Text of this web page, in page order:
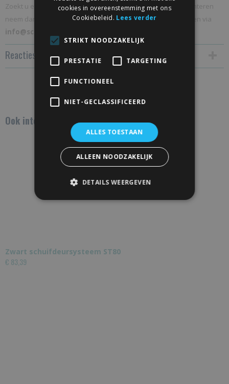
Zoekt u een andere maat dan de standaardmaten die wij hanteren
neem dan contact met ons op en vraag naar de mogelijkheden via
info@schuifdeur-totaal.nl
Reacties
Ook interessant
Zwart schuifdeursysteem ST80
€ 83,39
cookies in overeenstemming met ons
Cookiebeleid. Lees verder
STRIKT NOODZAKELIJK
PRESTATIE TARGETING
FUNCTIONEEL
NIET-GECLASSIFICEERD
ALLES TOESTAAN
ALLEEN NOODZAKELIJK
DETAILS WEERGEVEN